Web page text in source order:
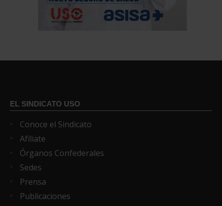
EL SINDICATO USO
Conoce el Sindicato
Afíliate
Órganos Confederales
Sedes
Prensa
Publicaciones